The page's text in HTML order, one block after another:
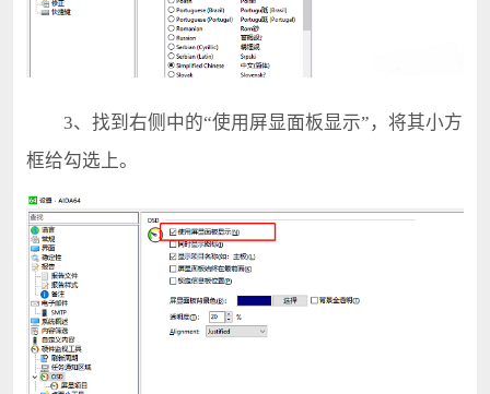
3、找到右侧中的“使用屏显面板显示”，将其小方
框给勾选上。